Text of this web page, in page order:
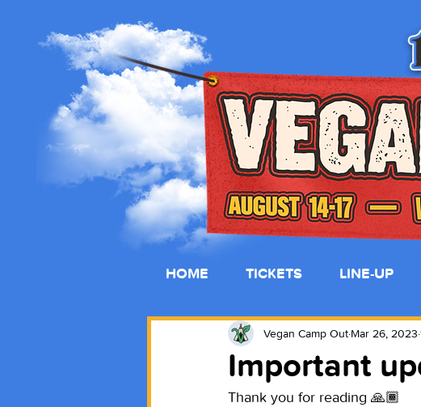
Important
Vegan Camp Out Mar 26, 2023
Thank you for reading 🙏🏾
HOME TICKETS LINE-UP